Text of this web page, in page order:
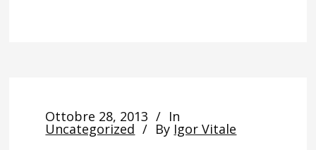
Ottobre 28, 2013 In
Uncategorized By Igor Vitale